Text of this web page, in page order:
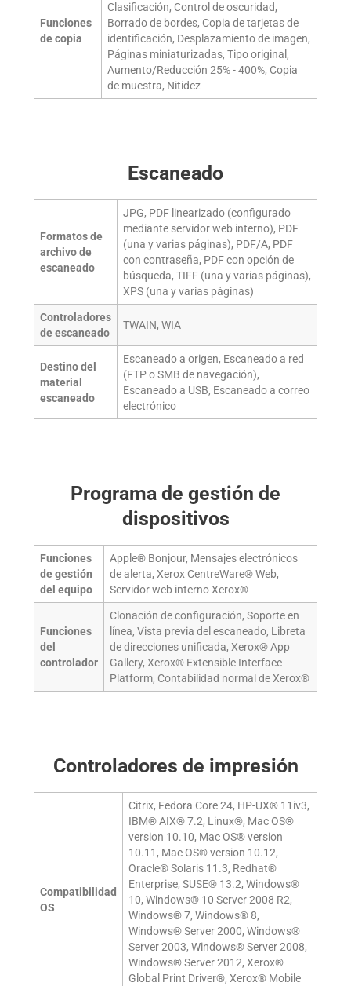
Funciones
de copia
Clasificación, Control de oscuridad,
Borrado de bordes, Copia de tarjetas de
identificación, Desplazamiento de imagen,
Páginas miniaturizadas, Tipo original,
Aumento/Reducción 25% - 400%, Copia
de muestra, Nitidez
Escaneado
Formatos de
archivo de
escaneado
JPG, PDF linearizado (configurado
mediante servidor web interno), PDF
(una y varias páginas), PDF/A, PDF
con contraseña, PDF con opción de
búsqueda, TIFF (una y varias páginas),
XPS (una y varias páginas)
Controladores
de escaneado
TWAIN, WIA
Destino del
material
escaneado
Escaneado a origen, Escaneado a red
(FTP o SMB de navegación),
Escaneado a USB, Escaneado a correo
electrónico
Programa de gestión de
dispositivos
Funciones
de gestión
del equipo
Apple® Bonjour, Mensajes electrónicos
de alerta, Xerox CentreWare® Web,
Servidor web interno Xerox®
Funciones
del
controlador
Clonación de configuración, Soporte en
línea, Vista previa del escaneado, Libreta
de direcciones unificada, Xerox® App
Gallery, Xerox® Extensible Interface
Platform, Contabilidad normal de Xerox®
Controladores de impresión
Compatibilidad
OS
Citrix, Fedora Core 24, HP-UX® 11iv3,
IBM® AIX® 7.2, Linux®, Mac OS®
version 10.10, Mac OS® version
10.11, Mac OS® version 10.12,
Oracle® Solaris 11.3, Redhat®
Enterprise, SUSE® 13.2, Windows®
10, Windows® 10 Server 2008 R2,
Windows® 7, Windows® 8,
Windows® Server 2000, Windows®
Server 2003, Windows® Server 2008,
Windows® Server 2012, Xerox®
Global Print Driver®, Xerox® Mobile